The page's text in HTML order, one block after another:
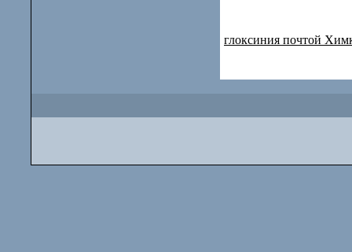
глоксиния почтой